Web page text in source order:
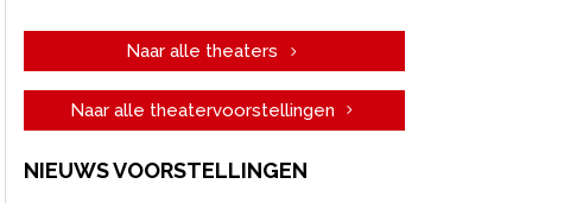
Naar alle theaters
Naar alle theatervoorstellingen
NIEUWS VOORSTELLINGEN